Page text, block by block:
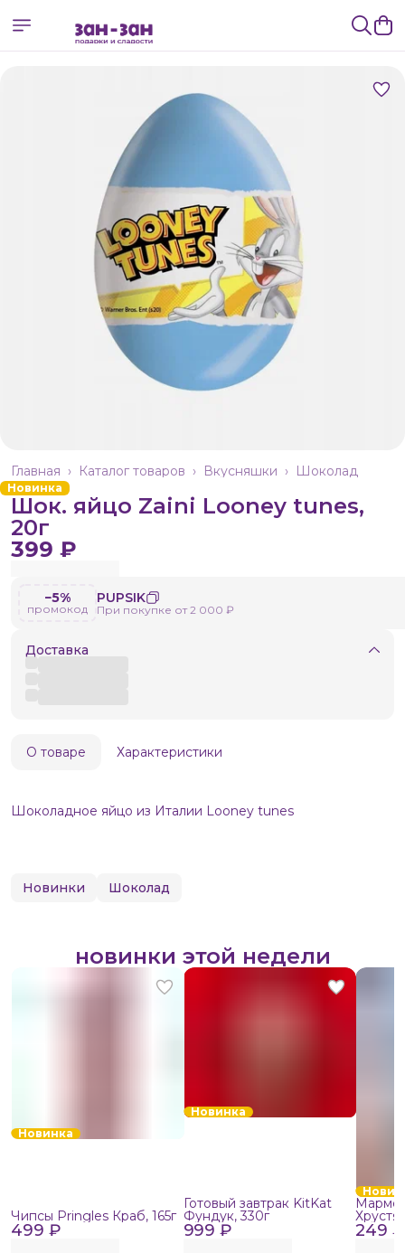
Шоколад
Вкусняшки ›
Каталог товаров ›
Главная ›
Новинка
Шок. яйцо Zaini Looney tunes,
20г
399 ₽
−5%
промокод
PUPSIK
При покупке от 2 000 ₽
Доставка
О товаре Характеристики
Шоколадное яйцо из Италии Looney tunes
Новинки Шоколад
новинки этой недели
Новинка
499 ₽
Чипсы Pringles Краб, 165г
Новинка
999 ₽
Готовый завтрак KitKat
Фундук, 330г
249 ₽